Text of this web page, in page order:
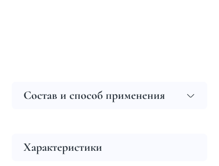
Состав и способ применения
Характеристики